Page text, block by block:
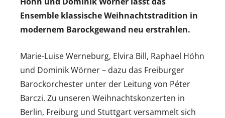
Ensemble klassische Weihnachtstradition in
modernem Barockgewand neu erstrahlen.
Marie-Luise Werneburg, Elvira Bill, Raphael Höhn
und Dominik Wörner – dazu das Freiburger
Barockorchester unter der Leitung von Péter
Barczi. Zu unseren Weihnachtskonzerten in
Berlin, Freiburg und Stuttgart versammelt sich